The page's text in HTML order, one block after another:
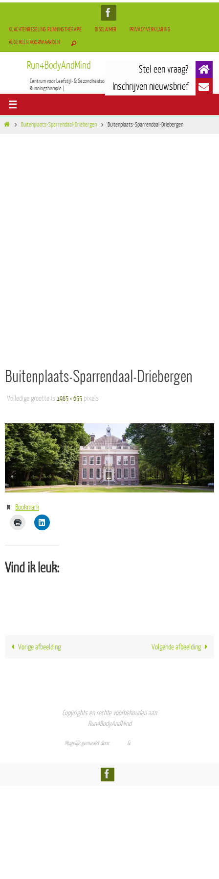
KLACHTENREGELING RUNNINGTHERAPIE DISCLAIMER
PRIVACY VERKLARING
ALGEMEEN VOORWAARDEN
Run4BodyAndMind
Centrum voor Leefstijl- & Gezondheidsontwikkeling | BOCAM Therapie(TCM) | Tai-Chi & Qigong |
Runningtherapie |
Buitenplaats-Sparrendaal-Driebergen Buitenplaats-Sparrendaal-Driebergen
Buitenplaats-Sparrendaal-Driebergen
Volledige grootte is 1985 × 655 pixels
Bookmark.
Vind ik leuk:
Vorige afbeelding Volgende afbeelding
Copyrights en rechte voorbehouden aan
Run4BodyAndMind
Mogelijk gemaakt door &